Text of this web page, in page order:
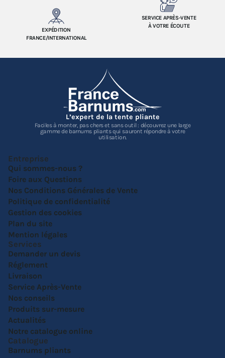
EXPÉDITION
FRANCE/INTERNATIONAL
SERVICE APRÈS-VENTE
À VOTRE ÉCOUTE
L’expert de la tente pliante
Faciles à monter, pas chers et sans outil : découvrez une large
gamme de barnums pliants qui sauront répondre à votre
utilisation.
Entreprise
Qui sommes-nous ?
Foire aux Questions
Nos Conditions Générales de Vente
Politique de confidentialité
Gestion des cookies
Plan du site
Mention légales
Services
Demander un devis
Réglement
Livraison
Service Après-Vente
Nos conseils
Produits sur-mesure
Actualités
Notre catalogue online
Catalogue
Barnums pliants